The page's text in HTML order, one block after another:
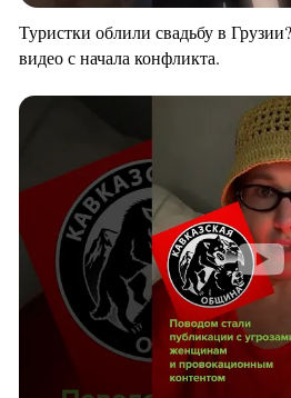
Туристки облили свадьбу в
видео с начала конфликта.